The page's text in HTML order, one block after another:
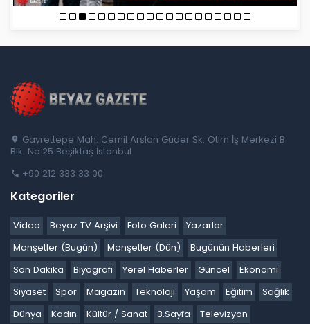
Gayrettepe Mah. Cemil Arslan Güder Sk. Otim İş Merkezi B
Blk. No:25 Beşiktaş İstanbul
+90 212 333 33 00
Kategoriler
Video Beyaz TV Arşivi Foto Galeri
Yazarlar
Manşetler (Bugün)
Manşetler (Dün)
Bugünün Haberleri
Son Dakika
Biyografi Yerel Haberler Güncel
Ekonomi
Siyaset
Spor Magazin Teknoloji Yaşam Eğitim
Sağlık
Dünya
Kadın Kültür / Sanat 3.Sayfa
Televizyon